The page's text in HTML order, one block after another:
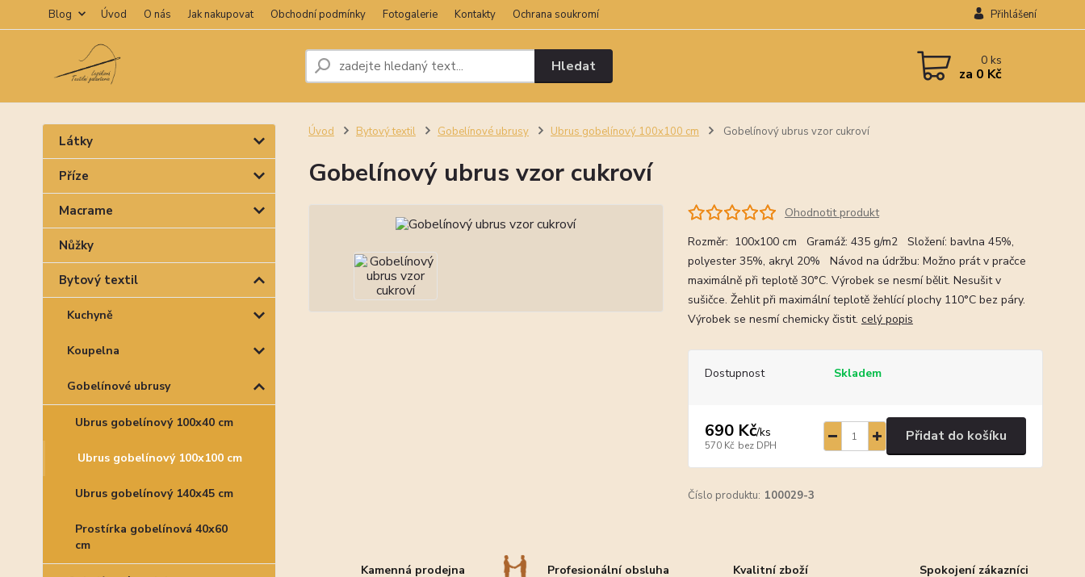
Blog Úvod O nás Jak nakupovat Obchodní podmínky Fotogalerie Kontakty Ochrana soukromí Přihlášení
Hledat 0ks
za 0 Kč
Látky
Příze
Macrame
Nůžky
Bytový textil
Kuchyně
Koupelna
Gobelínové ubrusy
Ubrus gobelínový 100x40 cm
Ubrus gobelínový 100x100 cm
Ubrus gobelínový 140x45 cm
Prostírka gobelínová 40x60
cm
Úvod Bytový textil Gobelínové ubrusy Ubrus gobelínový 100x100 cm Gobelínový ubrus vzor cukroví
Gobelínový ubrus vzor cukroví
Ohodnotit produkt
Rozměr: 100x100 cm Gramáž: 435 g/m2 Složení: bavlna 45%,
polyester 35%, akryl 20% Návod na údržbu: Možno prát v pračce
maximálně při teplotě 30°C. Výrobek se nesmí bělit. Nesušit v
sušičce. Žehlit při maximální teplotě žehlící plochy 110°C bez páry.
Výrobek se nesmí chemicky čistit. celý popis
Dostupnost Skladem
690 Kč/ks
570 Kč bez DPH
Přidat do košíku
Číslo produktu: 100029-3
Kamenná prodejna Profesionální obsluha Kvalitní zboží Spokojení zákazníci